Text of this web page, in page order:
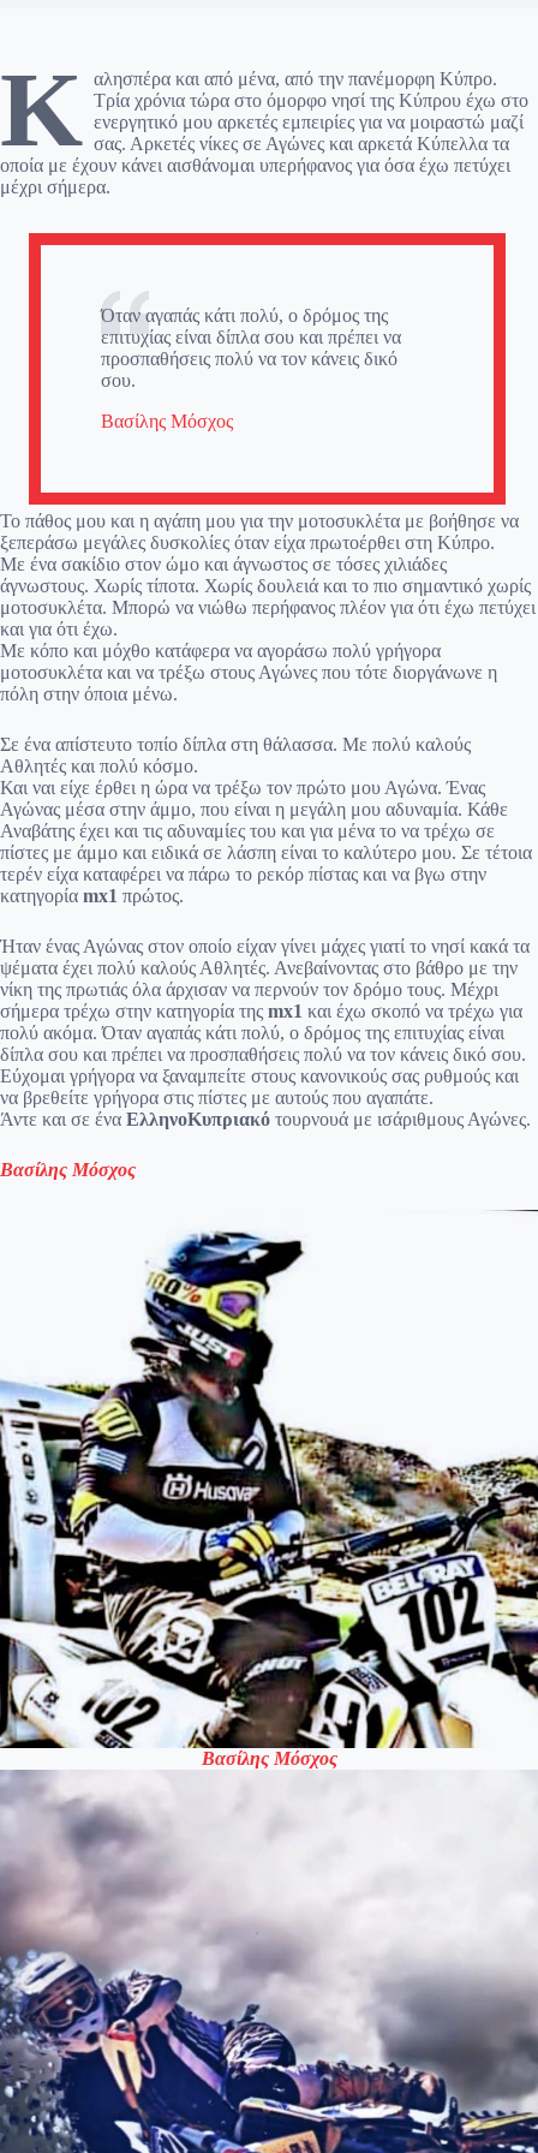
Κ αλησπέρα και από μένα, από την πανέμορφη Κύπρο.
Τρία χρόνια τώρα στο όμορφο νησί της Κύπρου έχω στο
ενεργητικό μου αρκετές εμπειρίες για να μοιραστώ μαζί
σας. Αρκετές νίκες σε Αγώνες και αρκετά Κύπελλα τα
οποία με έχουν κάνει αισθάνομαι υπερήφανος για όσα έχω πετύχει
μέχρι σήμερα.
Όταν αγαπάς κάτι πολύ, ο δρόμος της
επιτυχίας είναι δίπλα σου και πρέπει να
προσπαθήσεις πολύ να τον κάνεις δικό
σου.
Βασίλης Μόσχος
Το πάθος μου και η αγάπη μου για την μοτοσυκλέτα με βοήθησε να
ξεπεράσω μεγάλες δυσκολίες όταν είχα πρωτοέρθει στη Κύπρο.
Με ένα σακίδιο στον ώμο και άγνωστος σε τόσες χιλιάδες
άγνωστους. Χωρίς τίποτα. Χωρίς δουλειά και το πιο σημαντικό χωρίς
μοτοσυκλέτα. Μπορώ να νιώθω περήφανος πλέον για ότι έχω πετύχει
και για ότι έχω.
Με κόπο και μόχθο κατάφερα να αγοράσω πολύ γρήγορα
μοτοσυκλέτα και να τρέξω στους Αγώνες που τότε διοργάνωνε η
πόλη στην όποια μένω.
Σε ένα απίστευτο τοπίο δίπλα στη θάλασσα. Με πολύ καλούς
Αθλητές και πολύ κόσμο.
Και ναι είχε έρθει η ώρα να τρέξω τον πρώτο μου Αγώνα. Ένας
Αγώνας μέσα στην άμμο, που είναι η μεγάλη μου αδυναμία. Κάθε
Αναβάτης έχει και τις αδυναμίες του και για μένα το να τρέχω σε
πίστες με άμμο και ειδικά σε λάσπη είναι το καλύτερο μου. Σε τέτοια
τερέν είχα καταφέρει να πάρω το ρεκόρ πίστας και να βγω στην
κατηγορία mx1 πρώτος.
Ήταν ένας Αγώνας στον οποίο είχαν γίνει μάχες γιατί το νησί κακά τα
ψέματα έχει πολύ καλούς Αθλητές. Ανεβαίνοντας στο βάθρο με την
νίκη της πρωτιάς όλα άρχισαν να περνούν τον δρόμο τους. Μέχρι
σήμερα τρέχω στην κατηγορία της mx1 και έχω σκοπό να τρέχω για
πολύ ακόμα. Όταν αγαπάς κάτι πολύ, ο δρόμος της επιτυχίας είναι
δίπλα σου και πρέπει να προσπαθήσεις πολύ να τον κάνεις δικό σου.
Εύχομαι γρήγορα να ξαναμπείτε στους κανονικούς σας ρυθμούς και
να βρεθείτε γρήγορα στις πίστες με αυτούς που αγαπάτε.
Άντε και σε ένα ΕλληνοΚυπριακό τουρνουά με ισάριθμους Αγώνες.
Βασίλης Μόσχος
Βασίλης Μόσχος